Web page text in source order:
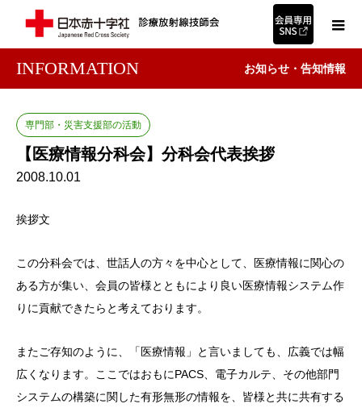
INFORMATION お知らせ・告知情報
専門部・災害支援部の活動
【医療情報分科会】分科会代表挨拶
2008.10.01
挨拶文
この分科会では、世話人の方々を中心として、医療情報に関心の
ある方が集い、会員の皆様とともにより良い医療情報システム作
りに貢献できたらと考えております。
またご存知のように、「医療情報」と言いましても、広義では幅
広くなります。ここではおもにPACS、電子カルテ、その他部門
システムの構築に関した有形無形の情報を、皆様と共に共有する